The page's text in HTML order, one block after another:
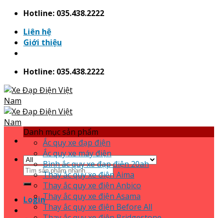
Skip
content
Hotline: 035.438.2222
Liên hệ
Giới thiệu
Hotline: 035.438.2222
Search
for:
Login
Danh mục sản phẩm
Ắc quy xe đạp điện
Ắc quy xe máy điện
Bình ắc quy xe đạp điện 20ah
Thay ắc quy xe điện Aima
Thay ắc quy xe điện Anbico
Thay ắc quy xe điện Asama
Thay ắc quy xe điện Before All